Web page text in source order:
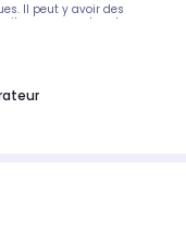
Il peut y avoir des
par exemple est